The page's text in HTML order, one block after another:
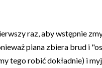
raz, aby wstępnie
piana zbiera brud i
tego robić dokładnie) i